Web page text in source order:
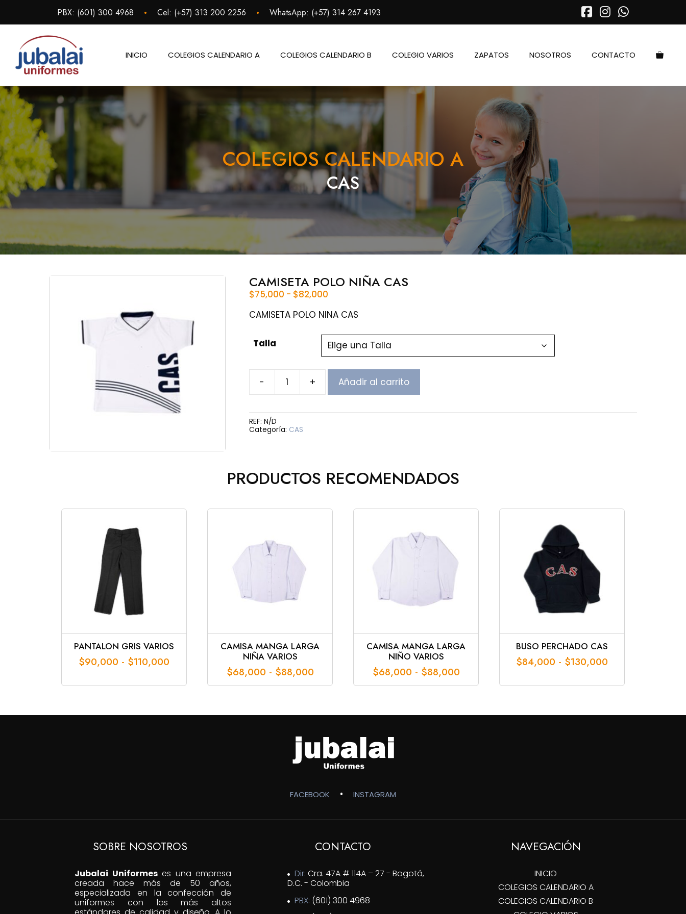
contenido
PBX: (601) 300 4968 • Cel: (+57) 313 200 2256 • WhatsApp: (+57) 314 267 4193
INICIO COLEGIOS CALENDARIO A COLEGIOS CALENDARIO B COLEGIO VARIOS ZAPATOS NOSOTROS CONTACTO
COLEGIOS CALENDARIO A
CAS
CAMISETA POLO NIÑA CAS
$75,000 - $82,000Rango
precios:
$75,000
hasta
$82,000
CAMISETA POLO NINA CAS
Talla
-
CAMISETA
POLO
CAS
cantidad
+ Añadir al carrito
REF: N/D
Categoría: CAS
PRODUCTOS RECOMENDADOS
PANTALON GRIS VARIOS
$90,000 - $110,000
precios:
hasta
CAMISA MANGA LARGA
NIÑA VARIOS
$68,000 - $88,000Rango
de
$68,000
$88,000
CAMISA MANGA LARGA
NIÑO VARIOS
$68,000 - $88,000Rango
de
$68,000
BUSO PERCHADO CAS
$84,000 - $130,000
precios:
hasta
FACEBOOK • INSTAGRAM
SOBRE NOSOTROS
Jubalai Uniformeses una empresa
creada hace más de 50 años,
especializada en la confección de
uniformes con los más altos
CONTACTO
Dir: Cra. 47A # 114A – 27 - Bogotá,
D.C. - Colombia
PBX: (601) 300 4968
NAVEGACIÓN
INICIO
COLEGIOS CALENDARIO A
COLEGIOS CALENDARIO B